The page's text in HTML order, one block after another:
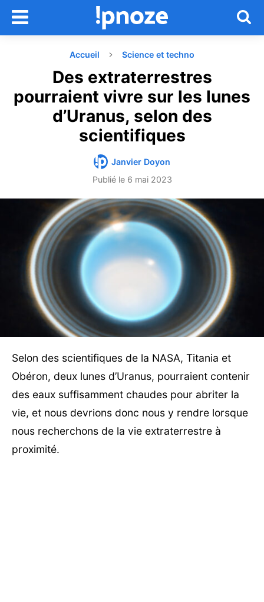
Accueil Science et techno
Des extraterrestres
pourraient vivre sur les lunes
d’Uranus, selon des
scientifiques
Janvier Doyon
Publié le 6 mai 2023
Selon des scientifiques de la NASA, Titania et
Obéron, deux lunes d’Uranus, pourraient contenir
des eaux suffisamment chaudes pour abriter la
vie, et nous devrions donc nous y rendre lorsque
nous recherchons de la vie extraterrestre à
proximité.